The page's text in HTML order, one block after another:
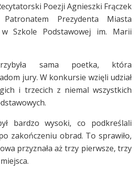
Poezji Agnieszki Frączek
Prezydenta Miasta
w Szkole Podstawowej im. Marii
sama poetka, która
jury. W konkursie wzięli udział
i trzecich z niemal wszystkich
bardzo wysoki, co podkreślali
zakończeniu obrad. To sprawiło,
przyznała aż trzy pierwsze, trzy